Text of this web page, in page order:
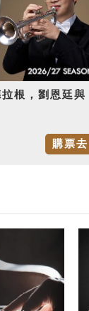
根，劉恩廷與
購票去